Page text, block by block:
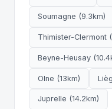
Soumagne (9.3km)
Thimister-Clermont
Beyne-Heusay
Olne (13km)
Juprelle (14.2km)